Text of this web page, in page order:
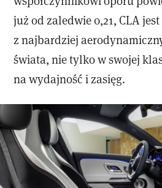
już od zaledwie 0,21, CLA
z najbardziej
świata, nie tylko w swojej
na wydajność i zasięg.